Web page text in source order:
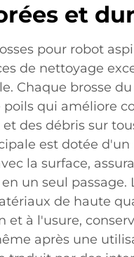
et
pour robot
de nettoyage
Chaque brosse
poils qui améliore
des débris sur
est dotée
la surface,
un seul passage.
de haute
et à l'usure,
après une